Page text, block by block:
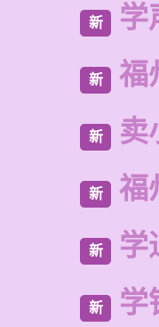
新 学
新 福
新 卖
新 福
新 学
新 学